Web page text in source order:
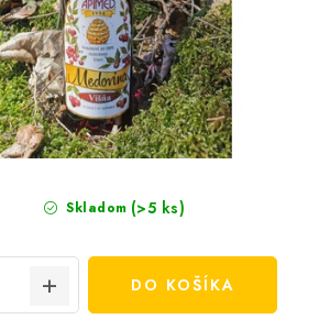
Skladom (>5 ks)
DO KOŠÍKA